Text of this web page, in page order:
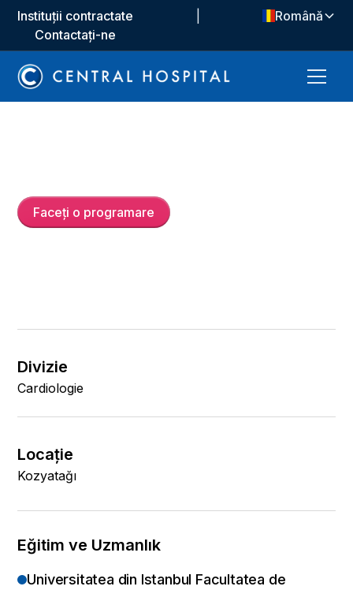
Instituții contractate
Contactați-ne
Română
Faceți o programare
Divizie
Cardiologie
Locaţie
Kozyatağı
Eğitim ve Uzmanlık
Universitatea din Istanbul Facultatea de